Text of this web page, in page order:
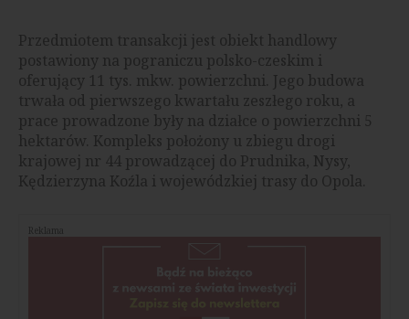
Przedmiotem transakcji jest obiekt handlowy
postawiony na pograniczu polsko-czeskim i
oferujący 11 tys. mkw. powierzchni. Jego budowa
trwała od pierwszego kwartału zeszłego roku, a
prace prowadzone były na działce o powierzchni 5
hektarów. Kompleks położony u zbiegu drogi
krajowej nr 44 prowadzącej do Prudnika, Nysy,
Kędzierzyna Koźla i wojewódzkiej trasy do Opola.
Reklama